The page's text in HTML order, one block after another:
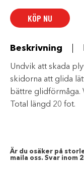
KÖP NU
Beskrivning
Undvik att skada
skidorna att glida
bättre glidförmåga.
Total längd 20 fot.
Är du osäker på
maila oss. Svar inom